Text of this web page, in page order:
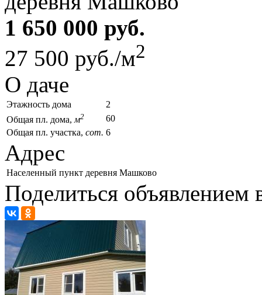
1 650 000 руб.
27 500 руб./м2
О даче
Этажность дома
2
Общая пл. дома, м2
60
Общая пл. участка, сот. 6
Адрес
Населенный пункт деревня Машково
Поделиться объявлением